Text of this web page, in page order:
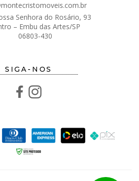
Senhora do Rosário, 93
– Embu das Artes/SP
06803-430
SIGA-NOS